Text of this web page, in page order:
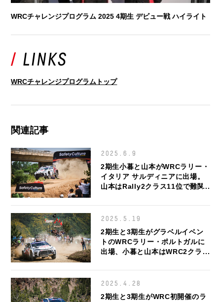
WRCチャレンジプログラム 2025 4期生 デビュー戦 ハイライト
WRCチャレンジプログラムトップ
関連記事
2025.6.9
2期生小暮と山本がWRCラリー・
イタリア サルディニアに出場。
山本はRally2クラス11位で難関
2025.5.19
2期生と3期生がグラベルイベン
トのWRCラリー・ポルトガルに
出場、小暮と山本はWRC2クラス
ス6位で完走
2025.4.28
2期生と3期生がWRC初開催のラ